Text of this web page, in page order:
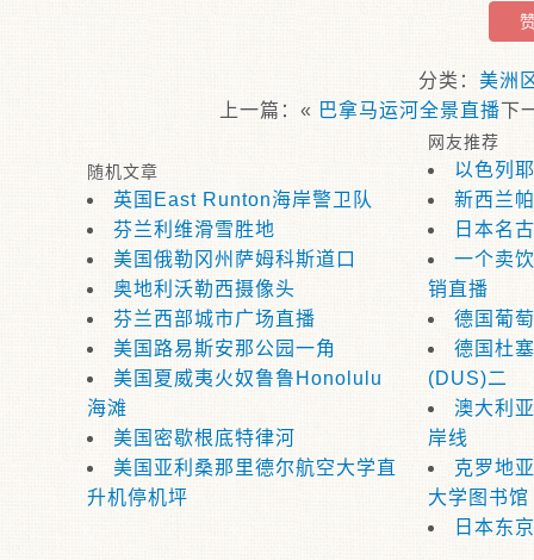
分类： 美洲
上一篇：« 巴拿马运河全景直播下
随机文章
英国East Runton海岸警卫队
芬兰利维滑雪胜地
美国俄勒冈州萨姆科斯道口
奥地利沃勒西摄像头
芬兰西部城市广场直播
美国路易斯安那公园一角
美国夏威夷火奴鲁鲁Honolulu
海滩
美国密歇根底特律河
美国亚利桑那里德尔航空大学直
升机停机坪
网友推荐
以色列
新西兰
日本名
一个卖
销直播
德国葡
德国杜
(DUS)二
澳大利
岸线
克罗地
大学图书馆
日本东